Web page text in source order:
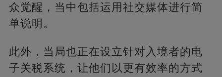
众觉醒，当中包括运用社交媒体进行简
单说明。
此外，当局也正在设立针对入境者的电
子关税系统，让他们以更有效率的方式